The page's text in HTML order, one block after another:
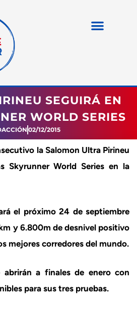
SEGUIRÁ EN
WORLD SERIES
02/12/2015
la Salomon Ultra Pirineu
Skyrunner World Series en la
el próximo 24 de septiembre
y 6.800m de desnivel positivo
mejores corredores del mundo.
abrirán a finales de enero con
para sus tres pruebas.